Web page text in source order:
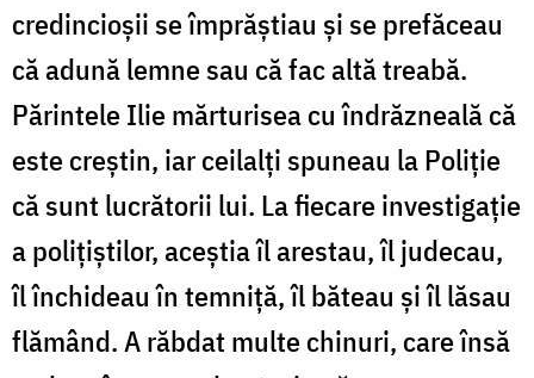
credincioşii se împrăştiau şi se prefăceau
că adună lemne sau că fac altă treabă.
Părintele Ilie mărturisea cu îndrăzneală că
este creştin, iar ceilalţi spuneau la Poliţie
că sunt lucrătorii lui. La fiecare investigaţie
a poliţiştilor, aceştia îl arestau, îl judecau,
îl închideau în temniţă, îl băteau şi îl lăsau
flămând. A răbdat multe chinuri, care însă